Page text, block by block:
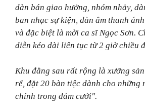
dàn bán giao hưởng, nhóm nhảy,
ban nhạc sự kiện, dàn âm thanh
và đặc biệt là mời ca sĩ Ngọc Sơn.
diễn kéo dài liên tục từ 2 giờ chiều
Khu đằng sau rất rộng là xưởng
rể, đặt 20 bàn tiệc dành cho những
chính trong đám cưới".